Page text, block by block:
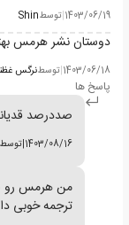
1403/06/19
|توسطShin
دوستان نشر هرمس
1403/06/18
|توسطنرگس
پاسخ ها
صددرصد
1403/08/16
|
من هرمس رو
ترجمه خوبی